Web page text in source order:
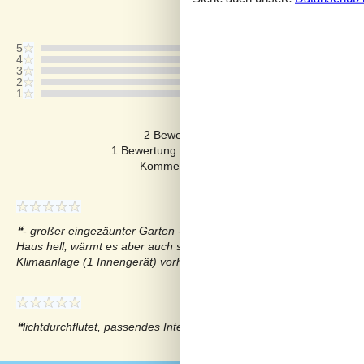
5
4
3
2
1
2 Bewertungen haben Kommentare auf
1 Bewertung hat einen Kommentar in einer
- großer eingezäunter Garten - ideal für Feriengäste mit Hund -
Haus hell, wärmt es aber auch sehr auf, das war Mitte Mai zu
Klimaanlage (1 Innengerät) vorhanden)
lichtdurchflutet, passendes Interieur, schönes Grundstück